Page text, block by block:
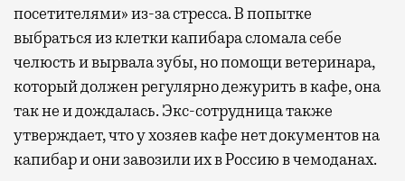
посетителями» из-за стресса. В попытке
выбраться из клетки капибара сломала себе
челюсть и вырвала зубы, но помощи ветеринара,
который должен регулярно дежурить в кафе, она
так не и дождалась. Экс-сотрудница также
утверждает, что у хозяев кафе нет документов на
капибар и они завозили их в Россию в чемоданах.